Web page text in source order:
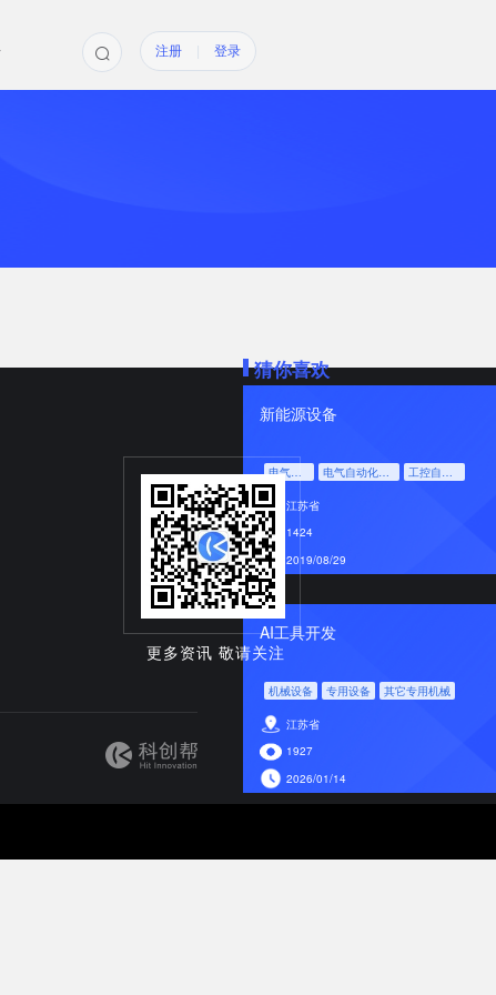
注册 登录
猜你喜欢
新能源设备
电气设备 电气自动化设备 工控自动化
江苏省
1424
2019/08/29
AI工具开发
机械设备 专用设备 其它专用机械
江苏省
1927
2026/01/14
更多资讯 敬请关注